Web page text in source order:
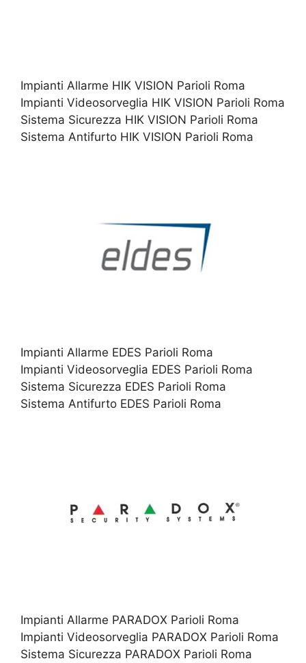
Impianti Allarme HIK VISION Parioli Roma
Impianti Videosorveglia HIK VISION Parioli Roma
Sistema Sicurezza HIK VISION Parioli Roma
Sistema Antifurto HIK VISION Parioli Roma
Impianti Allarme EDES Parioli Roma
Impianti Videosorveglia EDES Parioli Roma
Sistema Sicurezza EDES Parioli Roma
Sistema Antifurto EDES Parioli Roma
Impianti Allarme PARADOX Parioli Roma
Impianti Videosorveglia PARADOX Parioli Roma
Sistema Sicurezza PARADOX Parioli Roma